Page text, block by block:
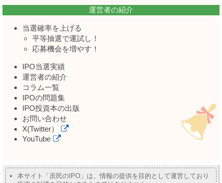
運営者の紹介
当選確率を上げる
平等抽選で運試し！
応募機会を増やす！
IPO当選実績
運営者の紹介
コラム一覧
IPOの問題集
IPO投資本の出版
お問い合わせ
X(Twitter）
YouTube
本サイト「庶民のIPO」は、情報の提供を目的として運営しており